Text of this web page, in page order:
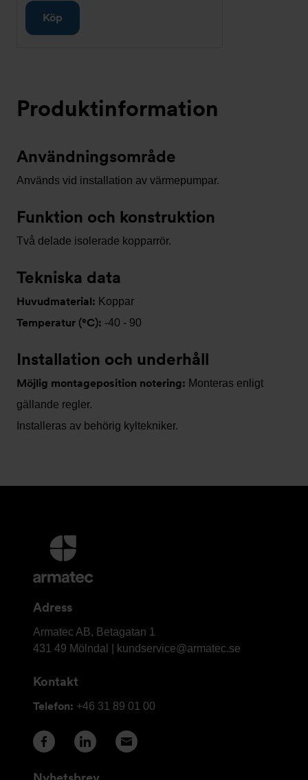
Köp
Produktinformation
Användningsområde
Används vid installation av värmepumpar.
Funktion och konstruktion
Två delade isolerade kopparrör.
Tekniska data
Huvudmaterial: Koppar
Temperatur (°C): -40 - 90
Installation och underhåll
Möjlig montageposition notering: Monteras enligt
gällande regler.
Installeras av behörig kyltekniker.
Ytterligare
information
och
Adress
Armatec
AB
Armatec AB, Betagatan 1
431 49 Mölndal |
kundservice@armatec.se
Kontakt
Telefon: +46 31 89 01 00